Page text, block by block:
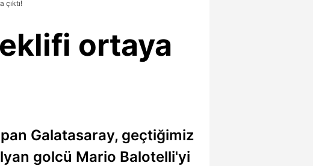
çıktı!
ortaya
Galatasaray, geçtiğimiz
golcü Mario Balotelli'yi